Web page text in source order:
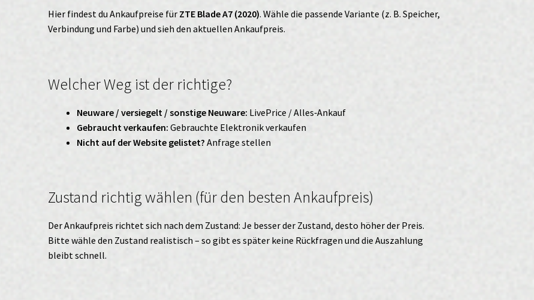
Hier findest du Ankaufpreise für ZTE Blade A7 (2020). Wähle die passende Variante (z. B. Speicher,
Verbindung und Farbe) und sieh den aktuellen Ankaufpreis.
Welcher Weg ist der richtige?
Neuware / versiegelt / sonstige Neuware: LivePrice / Alles‑Ankauf
Gebraucht verkaufen: Gebrauchte Elektronik verkaufen
Nicht auf der Website gelistet? Anfrage stellen
Zustand richtig wählen (für den besten Ankaufpreis)
Der Ankaufpreis richtet sich nach dem Zustand: Je besser der Zustand, desto höher der Preis.
Bitte wähle den Zustand realistisch – so gibt es später keine Rückfragen und die Auszahlung
bleibt schnell.